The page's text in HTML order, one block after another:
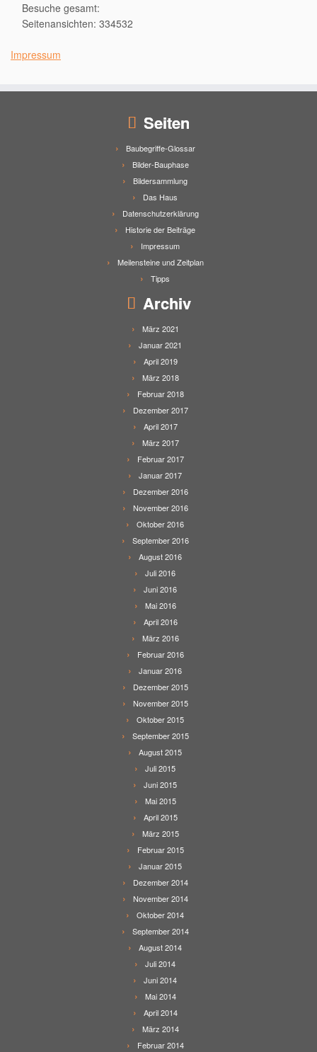
Besuche gesamt:
Seitenansichten: 334532
Impressum
Seiten
Baubegriffe-Glossar
Bilder-Bauphase
Bildersammlung
Das Haus
Datenschutzerklärung
Historie der Beiträge
Impressum
Meilensteine und Zeitplan
Tipps
Archiv
März 2021
Januar 2021
April 2019
März 2018
Februar 2018
Dezember 2017
April 2017
März 2017
Februar 2017
Januar 2017
Dezember 2016
November 2016
Oktober 2016
September 2016
August 2016
Juli 2016
Juni 2016
Mai 2016
April 2016
März 2016
Februar 2016
Januar 2016
Dezember 2015
November 2015
Oktober 2015
September 2015
August 2015
Juli 2015
Juni 2015
Mai 2015
April 2015
März 2015
Februar 2015
Januar 2015
Dezember 2014
November 2014
Oktober 2014
September 2014
August 2014
Juli 2014
Juni 2014
Mai 2014
April 2014
März 2014
Februar 2014